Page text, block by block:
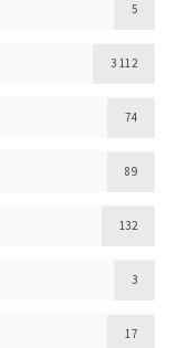
5
3 112
74
89
132
3
17